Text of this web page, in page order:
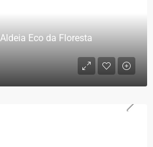
Eco da Floresta